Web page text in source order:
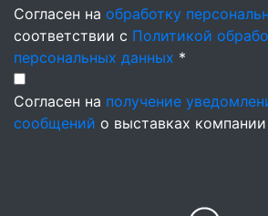
Согласен на обработку
соответствии с Политикой
персональных данных *
Согласен на получение
сообщений о выставках